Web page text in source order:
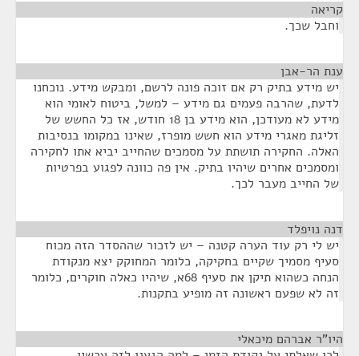
קריאה
וחבל שכך.
ענת הר-אבן
יש מידע בתיק רק אם זוכה פונה לרשם, ומבקש מידע. נוכחנו
לדעת, שהרבה פעמים גם מידע – למשל, ביטוח לאומי הוא
מידע לא מעודכן, הוא מידע בן 18 חודש, אז כל החשש של
זליגת מאגרי מידע הוא חשש מופרז, שאינו במקומו בנסיבות
האלה. החקירה תושתת על מסמכים שהחייב יביא אתו לחקירה
ומסמכים אחרים שיהיו בתיק. אין פה כוונה לפגוע בפרטיות
של החייב מעבר לכך.
דנה נויפלד
יש לי רק עוד הערה קטנה – יש לזכור שההסדר הזה מכוח
סעיף מסמיך שקיים בחקיקה, כלומר המחוקק יצא מנקודת
הנחה כשהוא תיקן את סעיף 68א, שיהיו כאלה חוקרים, כלומר
זה לא שפעם ראשונה זה מופיע בתקנות.
היו"ר אברהם מיכאלי